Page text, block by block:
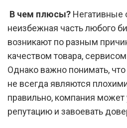
В чем плюсы? Негативные
неизбежная часть любого
возникают по разным
качеством товара,
Однако важно понимать,
не всегда являются
правильно, компания
репутацию и завоевать